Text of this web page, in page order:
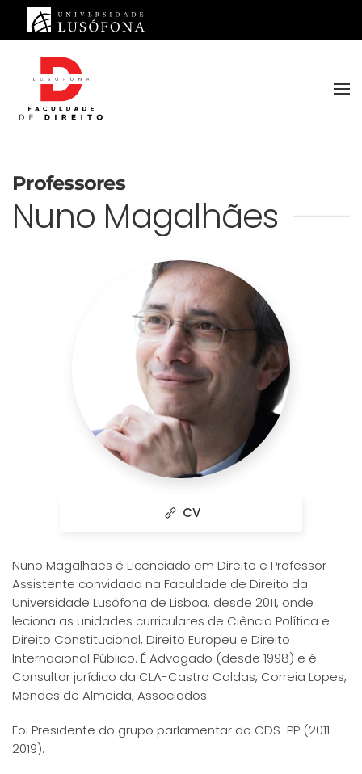
Saltar para o conteúdo principal
Professores
Nuno Magalhães
CV
Nuno Magalhães é Licenciado em Direito e Professor
Assistente convidado na Faculdade de Direito da
Universidade Lusófona de Lisboa, desde 2011, onde
leciona as unidades curriculares de Ciência Política e
Direito Constitucional, Direito Europeu e Direito
Internacional Público. É Advogado (desde 1998) e é
Consultor jurídico da CLA-Castro Caldas, Correia Lopes,
Mendes de Almeida, Associados.
Foi Presidente do grupo parlamentar do CDS-PP (2011-
2019).